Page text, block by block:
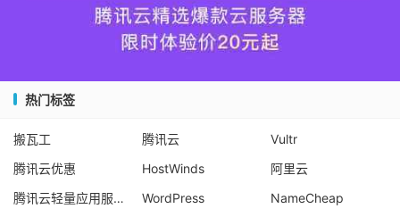
热门标签
搬瓦工 腾讯云
Vultr
腾讯云优惠
HostWinds
阿里云
腾讯云轻量应用服务器
WordPress
NameCheap